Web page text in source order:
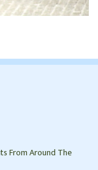
From Around The